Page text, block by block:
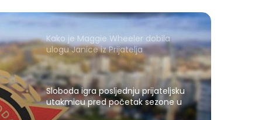
Kako je Maggie Wheeler dobila
ulogu Janice iz Prijatelja
Sloboda igra posljednju prijateljsku
utakmicu pred početak sezone u
Gračanici